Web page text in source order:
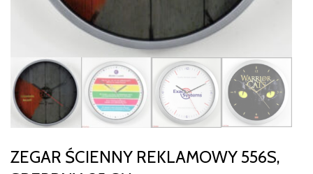
ZEGAR ŚCIENNY REKLAMOWY 556S,